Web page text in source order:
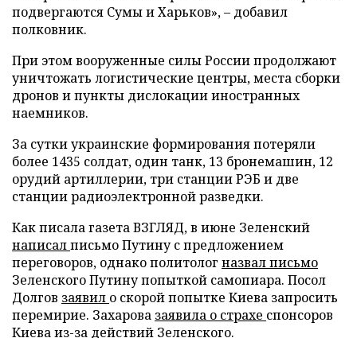
подвергаются Сумы и Харьков», – добавил
полковник.
При этом вооруженные силы России продолжают
уничтожать логистические центры, места сборки
дронов и пункты дислокации иностранных
наемников.
За сутки украинские формирования потеряли
более 1435 солдат, один танк, 13 бронемашин, 12
орудий артиллерии, три станции РЭБ и две
станции радиоэлектронной разведки.
Как писала газета ВЗГЛЯД, в июне Зеленский
написалписьмо Путину с предложением
переговоров, однако политолог назвал письмо
Зеленского Путину попыткой самопиара. Посол
Долгов заявил о скорой попытке Киева запросить
перемирие. Захарова заявила о страхе спонсоров
Киева из-за действий Зеленского.